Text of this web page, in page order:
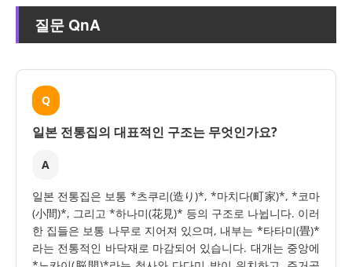
질문 QnA
Q
일본 전통집의 대표적인 구조는 무엇인가요?
A
일본 전통집은 보통 *츠쿠리(造り)*, *마치다(町家)*, *코마
(小間)*, 그리고 *하나미(花見)* 등의 구조로 나뉩니다. 이러
한 집들은 보통 나무로 지어져 있으며, 내부는 *타타미(畳)*
라는 전통적인 바닥재로 마감되어 있습니다. 대개는 중앙에